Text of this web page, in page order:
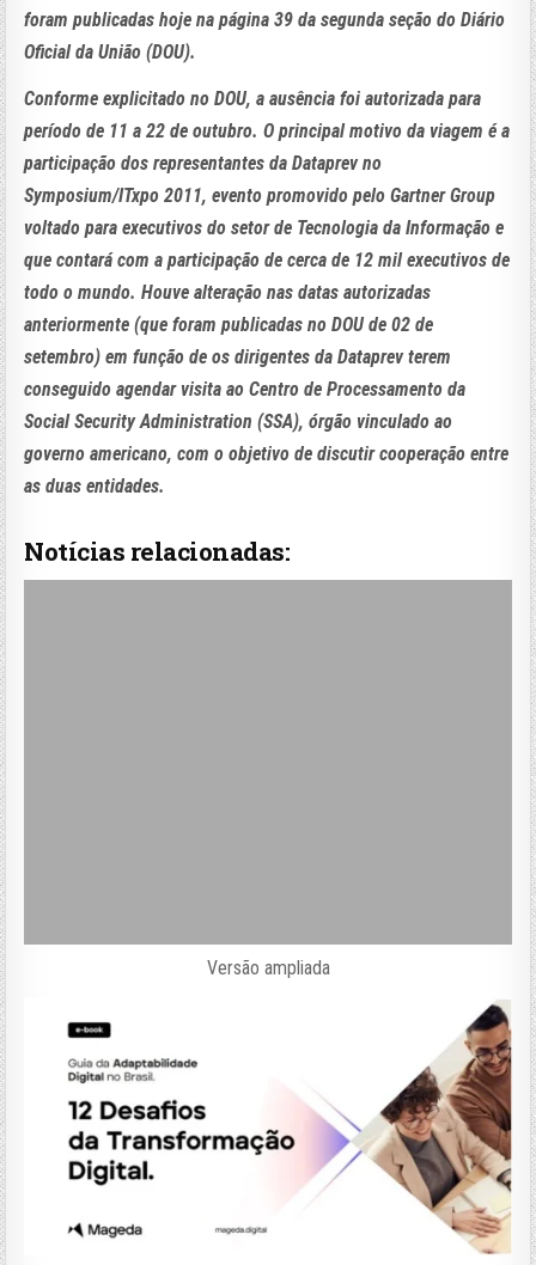
foram publicadas hoje na página 39 da segunda seção do Diário
Oficial da União (DOU).
Conforme explicitado no DOU, a ausência foi autorizada para
período de 11 a 22 de outubro. O principal motivo da viagem é a
participação dos representantes da Dataprev no
Symposium/ITxpo 2011, evento promovido pelo Gartner Group
voltado para executivos do setor de Tecnologia da Informação e
que contará com a participação de cerca de 12 mil executivos de
todo o mundo. Houve alteração nas datas autorizadas
anteriormente (que foram publicadas no DOU de 02 de
setembro) em função de os dirigentes da Dataprev terem
conseguido agendar visita ao Centro de Processamento da
Social Security Administration (SSA), órgão vinculado ao
governo americano, com o objetivo de discutir cooperação entre
as duas entidades.
Notícias relacionadas:
Versão ampliada